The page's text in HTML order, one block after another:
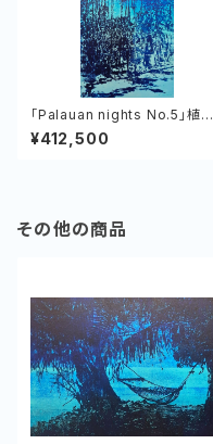
「Palauan nights No.5」植村
友哉 キャンバス、アクリル
¥412,500
その他の商品